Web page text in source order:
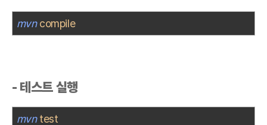
mvn compile
- 테스트실행
mvn test